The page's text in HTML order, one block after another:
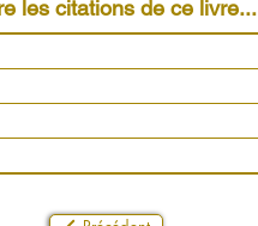
les citations de ce livre...